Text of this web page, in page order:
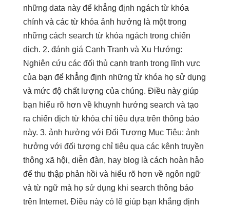
những data này để khẳng định ngách từ khóa
chính và các từ khóa ảnh hưởng là một trong
những cách search từ khóa ngách trong chiến
dịch. 2. đánh giá Cạnh Tranh và Xu Hướng:
Nghiên cứu các đối thủ cạnh tranh trong lĩnh vực
của bạn để khẳng định những từ khóa họ sử dụng
và mức độ chất lượng của chúng. Điều này giúp
bạn hiểu rõ hơn về khuynh hướng search và tạo
ra chiến dịch từ khóa chỉ tiêu dựa trên thông báo
này. 3. ảnh hưởng với Đối Tượng Mục Tiêu: ảnh
hưởng với đối tượng chỉ tiêu qua các kênh truyền
thông xã hội, diễn đàn, hay blog là cách hoàn hảo
để thu thập phản hồi và hiểu rõ hơn về ngôn ngữ
và từ ngữ mà họ sử dụng khi search thông báo
trên Internet. Điều này có lẽ giúp bạn khẳng định